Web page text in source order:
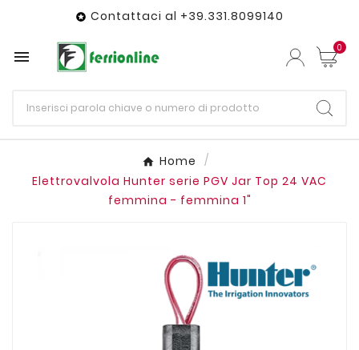
 Contattaci al +39.331.8099140
 0
Home
Elettrovalvola Hunter serie PGV Jar Top 24 VAC
femmina - femmina 1"